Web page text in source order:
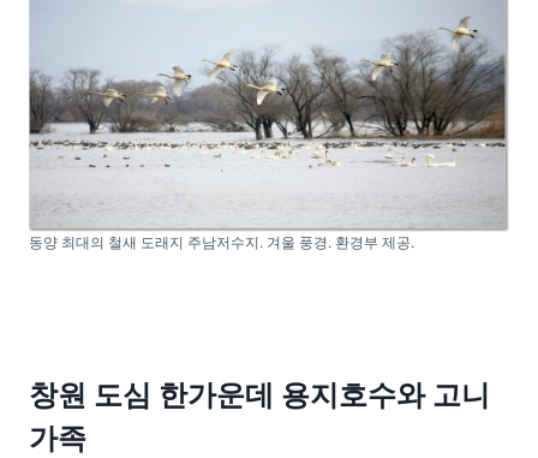
동양 최대의 철새 도래지 주남저수지. 겨울 풍경. 환경부 제공.
창원 도심 한가운데 용지호수와 고니
가족